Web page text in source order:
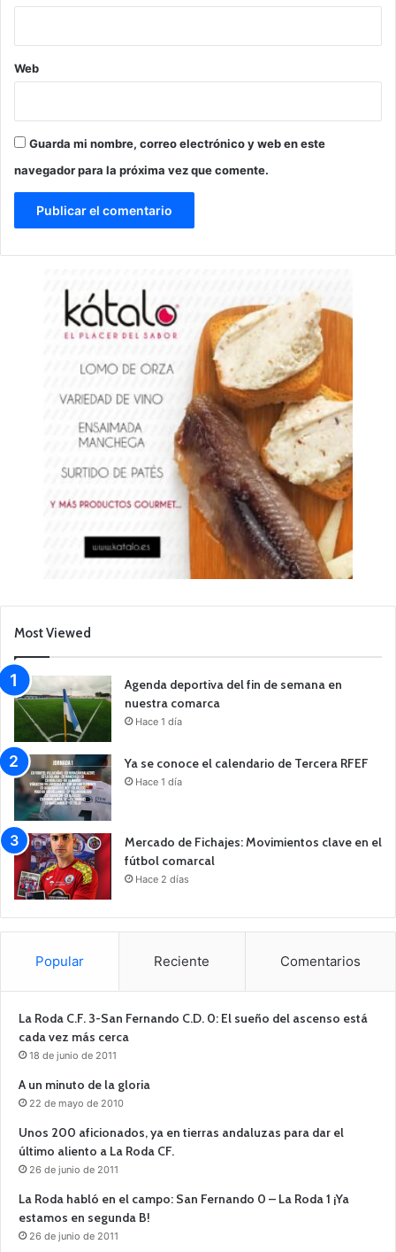
Web
Guarda mi nombre, correo electrónico y web en este
navegador para la próxima vez que comente.
Most Viewed
Agenda deportiva del fin de semana en
nuestra comarca
Hace 1 día
Ya se conoce el calendario de Tercera RFEF
Hace 1 día
Mercado de Fichajes: Movimientos clave en el
fútbol comarcal
Hace 2 días
Popular Reciente Comentarios
La Roda C.F. 3-San Fernando C.D. 0: El sueño del ascenso está
cada vez más cerca
18 de junio de 2011
A un minuto de la gloria
22 de mayo de 2010
Unos 200 aficionados, ya en tierras andaluzas para dar el
último aliento a La Roda CF.
26 de junio de 2011
La Roda habló en el campo: San Fernando 0 – La Roda 1 ¡Ya
estamos en segunda B!
26 de junio de 2011